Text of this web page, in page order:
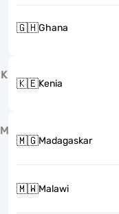
🇬🇭Ghana
K
🇰🇪Kenia
M
🇲🇬Madagaskar
🇲🇼Malawi